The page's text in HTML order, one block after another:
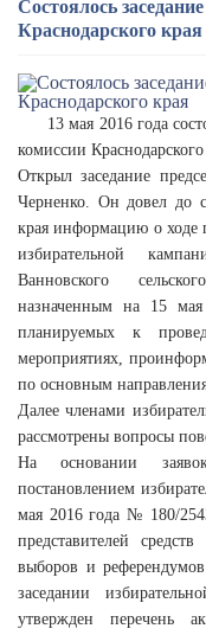
Состоялось
Краснодарского края
13 мая 2016 года
комиссии Краснодарского
Открыл заседание
Черненко. Он довел до
края информацию о ходе
избирательной
Ванновского
назначенным на 15
планируемых к
мероприятиях,
по основным
Далее членами
рассмотрены вопросы
На основании
постановлением
мая 2016 года № 180/
представителей
выборов и
заседании
утвержден перечень